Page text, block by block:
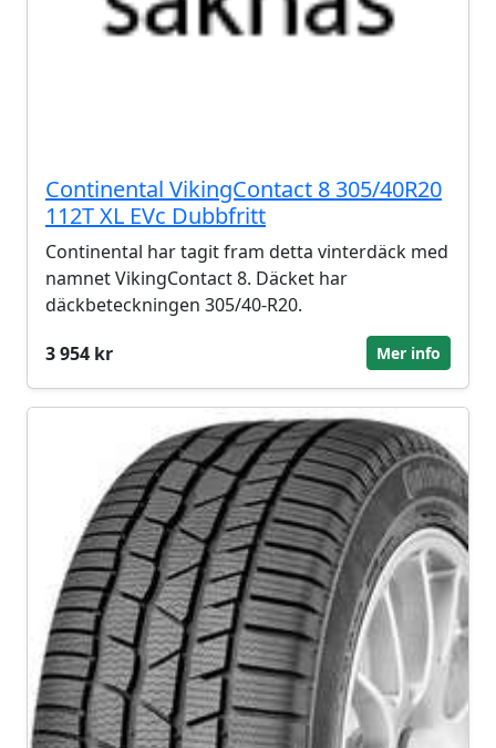
Continental VikingContact 8 305/40R20
112T XL EVc Dubbfritt
Continental har tagit fram detta vinterdäck med
namnet VikingContact 8. Däcket har
däckbeteckningen 305/40-R20.
3 954 kr
Mer info